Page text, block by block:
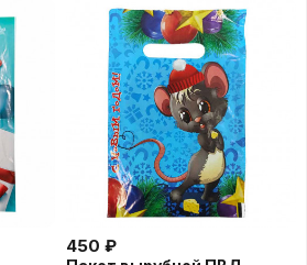
450 ₽